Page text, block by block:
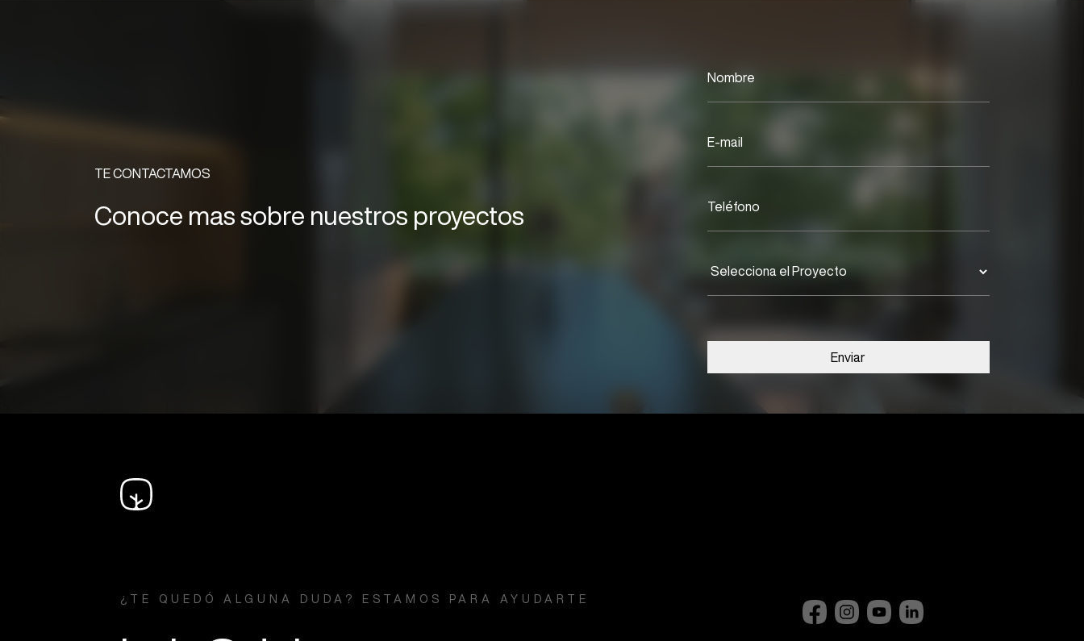
TE CONTACTAMOS
Conoce mas sobre nuestros proyectos
¿TE QUEDÓ ALGUNA DUDA? ESTAMOS PARA AYUDARTE